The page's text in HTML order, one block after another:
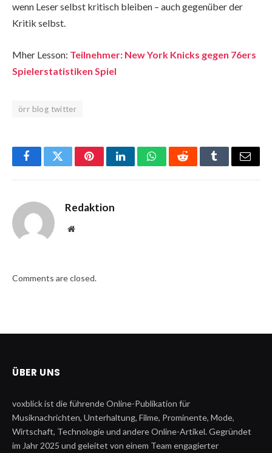
wenn Leser selbst kritisch bleiben – auch gegenüber der
Kritik selbst.
Mher Lesson: Teilnehmer: New York Knicks gegen 76ers
Spielerstatistiken Spiel
örr blog twitter
FacebookTwitterPinterestLinkedInWhatsAppRedditTumblrEmail
Redaktion
Website
Comments are closed.
ÜBER UNS
voxblick ist die führende Online-Publikation für
Musiknachrichten, Unterhaltung, Filme, Prominente, Mode,
Wirtschaft, Technologie und andere Online-Artikel. Gegründet
im Jahr 2025 und geleitet von einem Team engagierter